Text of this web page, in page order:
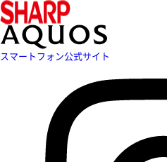
スマートフォン公式サイト